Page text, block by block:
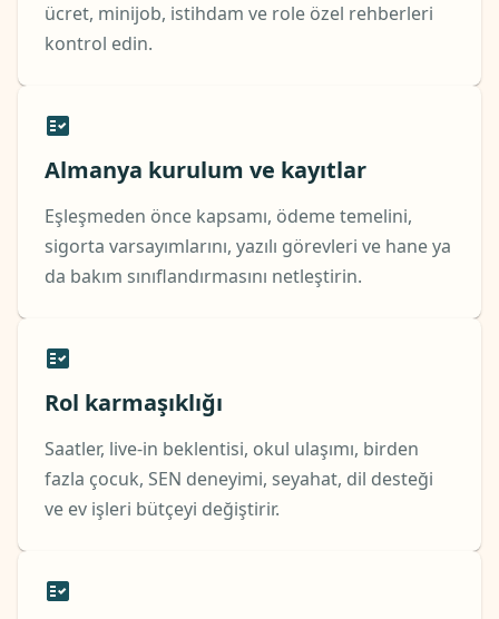
ücret, minijob, istihdam ve role özel rehberleri
kontrol edin.
Almanya kurulum ve kayıtlar
Eşleşmeden önce kapsamı, ödeme temelini,
sigorta varsayımlarını, yazılı görevleri ve hane ya
da bakım sınıflandırmasını netleştirin.
Rol karmaşıklığı
Saatler, live-in beklentisi, okul ulaşımı, birden
fazla çocuk, SEN deneyimi, seyahat, dil desteği
ve ev işleri bütçeyi değiştirir.